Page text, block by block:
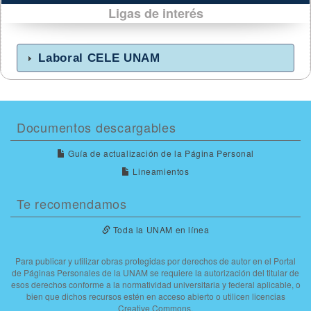
Ligas de interés
Laboral CELE UNAM
Documentos descargables
Guía de actualización de la Página Personal
Lineamientos
Te recomendamos
Toda la UNAM en línea
Para publicar y utilizar obras protegidas por derechos de autor en el Portal
de Páginas Personales de la UNAM se requiere la autorización del titular de
esos derechos conforme a la normatividad universitaria y federal aplicable, o
bien que dichos recursos estén en acceso abierto o utilicen licencias
Creative Commons.